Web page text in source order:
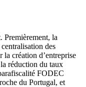
Premièrement, la
des
la création d’entreprise
réduction du taux
FODEC
du Portugal, et